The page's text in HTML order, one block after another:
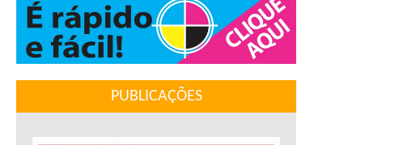
PUBLICAÇÕES